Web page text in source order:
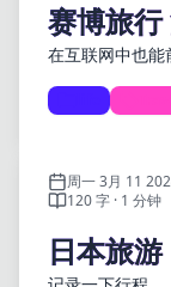
赛博旅
在互联网中也
周一 3月 11
120 字 · 1 分钟
日本旅游